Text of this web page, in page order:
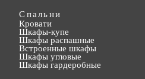
Спальни
Кровати
Шкафы-купе
Шкафы распашные
Встроенные шкафы
Шкафы угловые
Шкафы гардеробные